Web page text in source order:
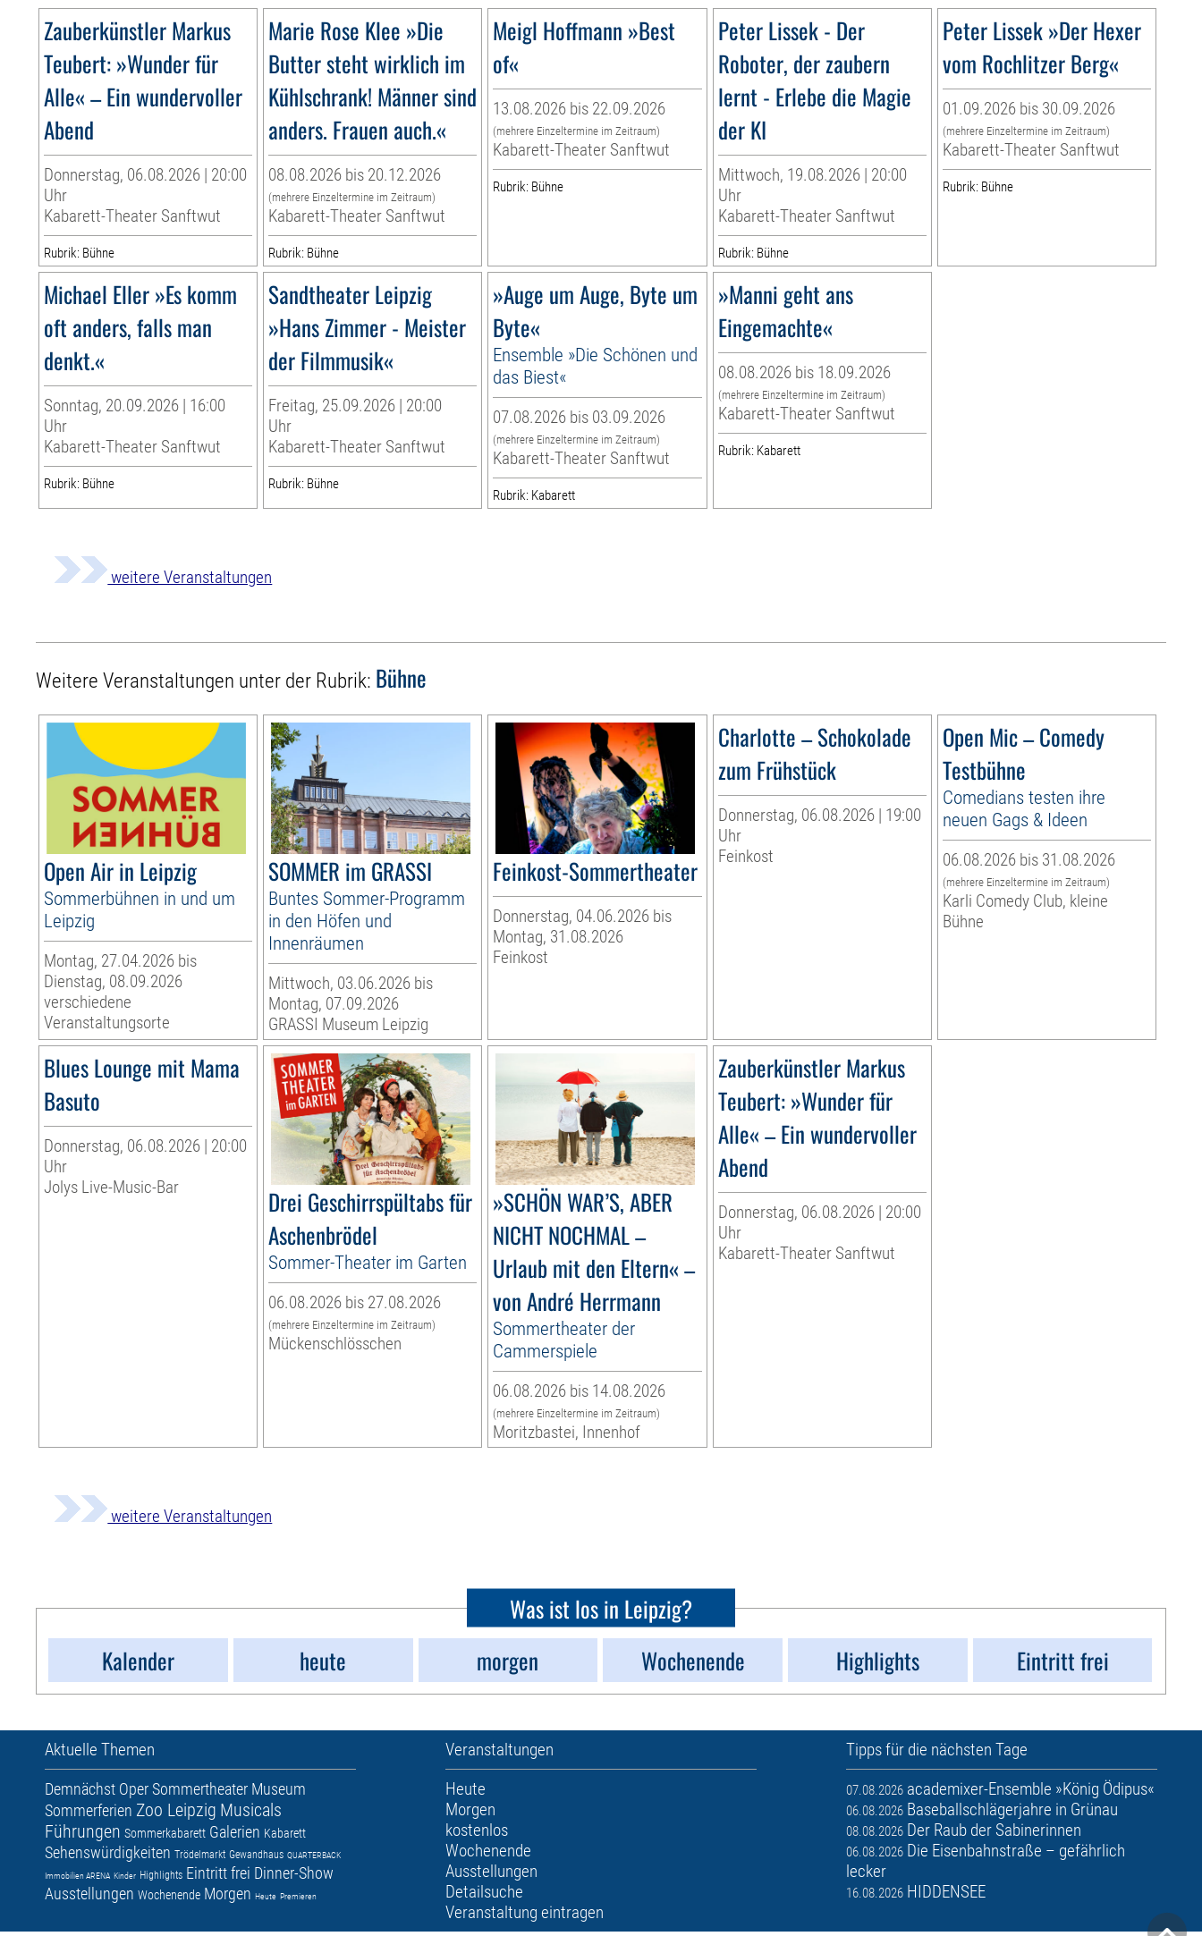
Zauberkünstler Markus
Teubert: »Wunder für
Alle« – Ein wundervoller
Abend
Donnerstag, 06.08.2026 | 20:00
Uhr
Kabarett-Theater Sanftwut
Rubrik: Bühne
Marie Rose Klee »Die
Butter steht wirklich im
Kühlschrank! Männer sind
anders. Frauen auch.«
08.08.2026 bis 20.12.2026
(mehrere Einzeltermine im Zeitraum)
Kabarett-Theater Sanftwut
Rubrik: Bühne
Meigl Hoffmann »Best
of«
13.08.2026 bis 22.09.2026
(mehrere Einzeltermine im Zeitraum)
Kabarett-Theater Sanftwut
Rubrik: Bühne
Peter Lissek - Der
Roboter, der zaubern
lernt - Erlebe die Magie
der KI
Mittwoch, 19.08.2026 | 20:00
Uhr
Kabarett-Theater Sanftwut
Rubrik: Bühne
Peter Lissek »Der Hexer
vom Rochlitzer Berg«
01.09.2026 bis 30.09.2026
(mehrere Einzeltermine im Zeitraum)
Kabarett-Theater Sanftwut
Rubrik: Bühne
Michael Eller »Es komm
oft anders, falls man
denkt.«
Sonntag, 20.09.2026 | 16:00
Uhr
Kabarett-Theater Sanftwut
Rubrik: Bühne
Sandtheater Leipzig
»Hans Zimmer - Meister
der Filmmusik«
Freitag, 25.09.2026 | 20:00
Uhr
Kabarett-Theater Sanftwut
Rubrik: Bühne
»Auge um Auge, Byte um
Byte«
Ensemble »Die Schönen und
das Biest«
07.08.2026 bis 03.09.2026
(mehrere Einzeltermine im Zeitraum)
Kabarett-Theater Sanftwut
Rubrik: Kabarett
»Manni geht ans
Eingemachte«
08.08.2026 bis 18.09.2026
(mehrere Einzeltermine im Zeitraum)
Kabarett-Theater Sanftwut
Rubrik: Kabarett
weitere Veranstaltungen
Weitere Veranstaltungen unter der Rubrik: Bühne
Open Air in Leipzig
Sommerbühnen in und um
Leipzig
Montag, 27.04.2026 bis
Dienstag, 08.09.2026
verschiedene
Veranstaltungsorte
SOMMER im GRASSI
Buntes Sommer-Programm
in den Höfen und
Innenräumen
Mittwoch, 03.06.2026 bis
Montag, 07.09.2026
GRASSI Museum Leipzig
Feinkost-Sommertheater
Donnerstag, 04.06.2026 bis
Montag, 31.08.2026
Feinkost
Charlotte – Schokolade
zum Frühstück
Donnerstag, 06.08.2026 | 19:00
Uhr
Feinkost
Open Mic – Comedy
Testbühne
Comedians testen ihre
neuen Gags & Ideen
06.08.2026 bis 31.08.2026
(mehrere Einzeltermine im Zeitraum)
Karli Comedy Club, kleine
Bühne
Blues Lounge mit Mama
Basuto
Donnerstag, 06.08.2026 | 20:00
Uhr
Jolys Live-Music-Bar
Drei Geschirrspültabs für
Aschenbrödel
Sommer-Theater im Garten
06.08.2026 bis 27.08.2026
(mehrere Einzeltermine im Zeitraum)
Mückenschlösschen
»SCHÖN WAR’S, ABER
NICHT NOCHMAL –
Urlaub mit den Eltern« –
von André Herrmann
Sommertheater der
Cammerspiele
06.08.2026 bis 14.08.2026
(mehrere Einzeltermine im Zeitraum)
Moritzbastei, Innenhof
Zauberkünstler Markus
Teubert: »Wunder für
Alle« – Ein wundervoller
Abend
Donnerstag, 06.08.2026 | 20:00
Uhr
Kabarett-Theater Sanftwut
weitere Veranstaltungen
Was ist los in Leipzig?
Kalender
heute morgen Wochenende Highlights Eintritt frei
Aktuelle Themen
Demnächst OperSommertheater Museum
Sommerferien Zoo Leipzig Musicals
Führungen Sommerkabarett Galerien Kabarett
Sehenswürdigkeiten Trödelmarkt Gewandhaus QUARTERBACK
Immobilien ARENA Kinder Highlights Eintritt frei Dinner-Show
Ausstellungen Wochenende Morgen Heute Premieren
Veranstaltungen
Heute
Morgen
kostenlos
Wochenende
Ausstellungen
Detailsuche
Veranstaltung eintragen
Tipps für die nächsten Tage
07.08.2026 academixer-Ensemble »König Ödipus«
06.08.2026 Baseballschlägerjahre in Grünau
08.08.2026 Der Raub der Sabinerinnen
06.08.2026 Die Eisenbahnstraße – gefährlich
lecker
16.08.2026 HIDDENSEE